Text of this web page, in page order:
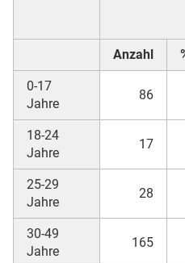
Anzahl
0-17
Jahre
86
18-24
Jahre
17
25-29
Jahre
28
30-49
Jahre
165